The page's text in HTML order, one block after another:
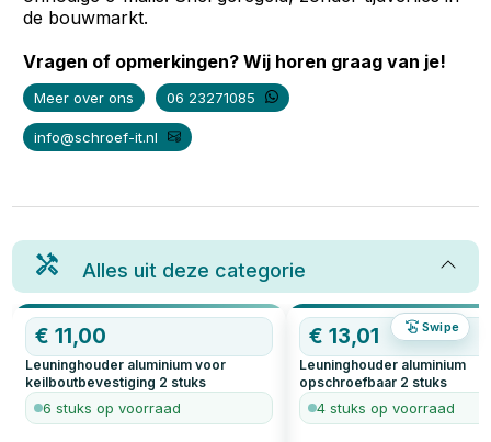
de bouwmarkt.
Vragen of opmerkingen? Wij horen graag van je!
Meer over ons 06 23271085
info@schroef-it.nl
Alles uit deze categorie
Swipe
€11,00
Leuninghouder aluminium voor
keilboutbevestiging 2 stuks
6 stuks op voorraad
€13,01
Leuninghouder aluminium
opschroefbaar 2 stuks
4 stuks op voorraad